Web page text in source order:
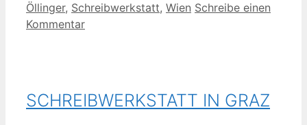
Öllinger, Schreibwerkstatt, Wien Schreibe einen
Kommentar
SCHREIBWERKSTATT IN GRAZ